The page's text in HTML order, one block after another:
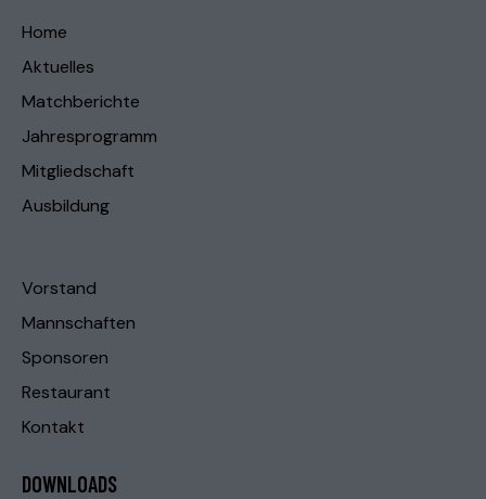
Home
Aktuelles
Matchberichte
Jahresprogramm
Mitgliedschaft
Ausbildung
Vorstand
Mannschaften
Sponsoren
Restaurant
Kontakt
DOWNLOADS